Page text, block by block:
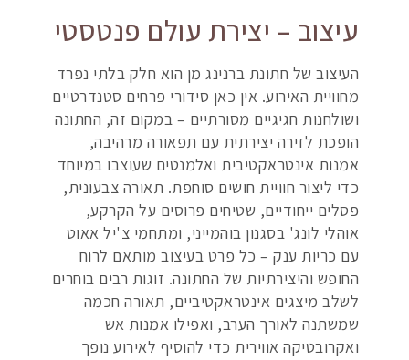
עיצוב – יצירת עולם פנטסטי
העיצוב של חתונת ברנינג מן הוא חלק בלתי נפרד
מחוויית האירוע. אין כאן סידורי פרחים סטנדרטיים
ושולחנות חגיגיים מסורתיים – במקום זה, החתונה
הופכת לזירה יצירתית עם תפאורה מרהיבה,
אמנות אינטראקטיבית ואלמנטים שעוצבו במיוחד
כדי ליצור חוויית חושים סוחפת. תאורה צבעונית,
פסלים ייחודיים, שטיחים פרוסים על הקרקע,
אוהלי לונג' בסגנון בוהמייני, ומתחמי צ'יל אאוט
עם כריות ענק – כל פרט בעיצוב מותאם לרוח
החופש והיצירתיות של החתונה. זוגות רבים בוחרים
לשלב מיצגים אינטראקטיביים, תאורה חכמה
שמשתנה לאורך הערב, ואפילו אמנות אש
ואקרובטיקה אווירית כדי להוסיף לאירוע נופך